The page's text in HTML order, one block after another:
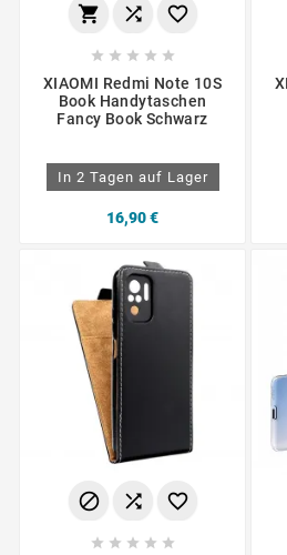
  
    
XIAOMI Redmi Note 10S
Book Handytaschen
Fancy Book Schwarz
In 2 Tagen auf Lager
16,90 €
  
    